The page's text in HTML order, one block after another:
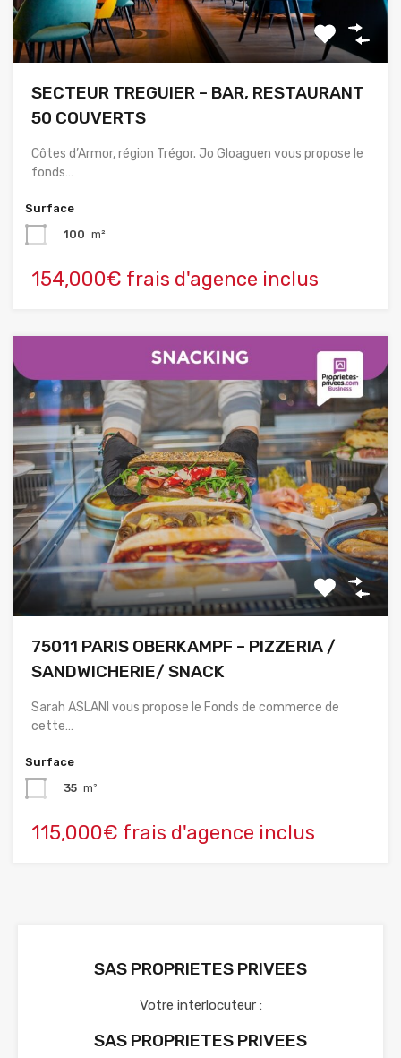
SECTEUR TREGUIER – BAR, RESTAURANT
50 COUVERTS
Côtes d’Armor, région Trégor. Jo Gloaguen vous propose le
fonds…
Surface
100 m²
154,000€ frais d'agence inclus
75011 PARIS OBERKAMPF – PIZZERIA /
SANDWICHERIE/ SNACK
Sarah ASLANI vous propose le Fonds de commerce de
cette…
Surface
35 m²
115,000€ frais d'agence inclus
SAS PROPRIETES PRIVEES
Votre interlocuteur :
SAS PROPRIETES PRIVEES